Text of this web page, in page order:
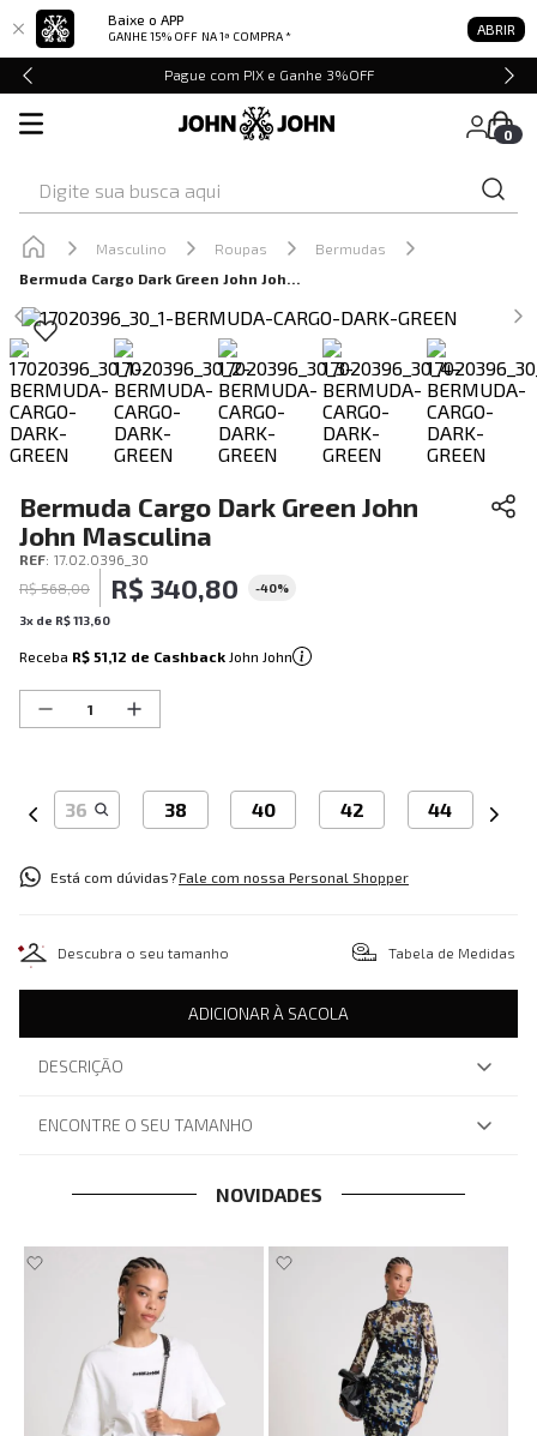
Baixe o APP
GANHE 15% OFF NA 1ª COMPRA * ABRIR
Pague com PIX e Ganhe 3%OFF
0
Masculino Roupas
Bermudas
Bermuda Cargo Dark Green John John Masculina
Bermuda Cargo Dark Green John
John Masculina
REF: 17.02.0396_30
R$ 568,00 R$ 340,80 -40%
3x de R$113 60
Receba R$ 51,12 de Cashback John John
36 38 40 42 44
Está com dúvidas?Fale com nossa Personal Shopper
Descubra o seu tamanho Tabela de Medidas
ADICIONAR À SACOLA
DESCRIÇÃO
ENCONTRE O SEU TAMANHO
NOVIDADES